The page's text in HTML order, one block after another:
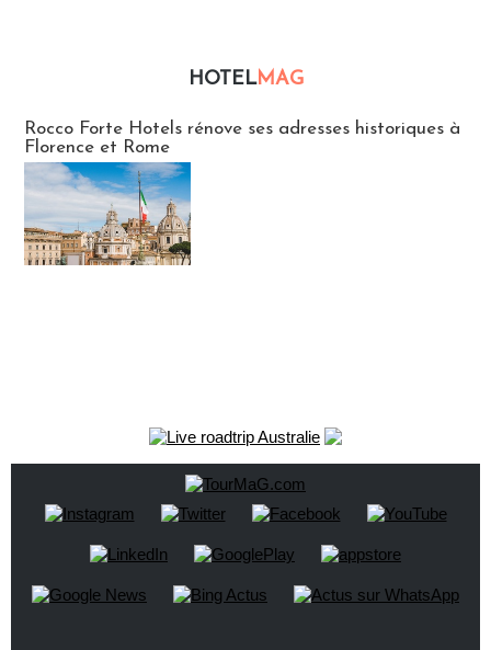
HOTELMAG
Rocco Forte Hotels rénove ses adresses historiques à
Florence et Rome